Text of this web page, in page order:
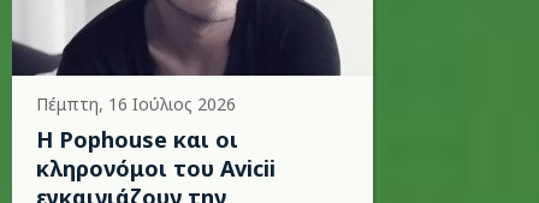
Πέμπτη, 16 Ιούλιος 2026
Η Pophouse και οι
κληρονόμοι του Avicii
εγκαινιάζουν την